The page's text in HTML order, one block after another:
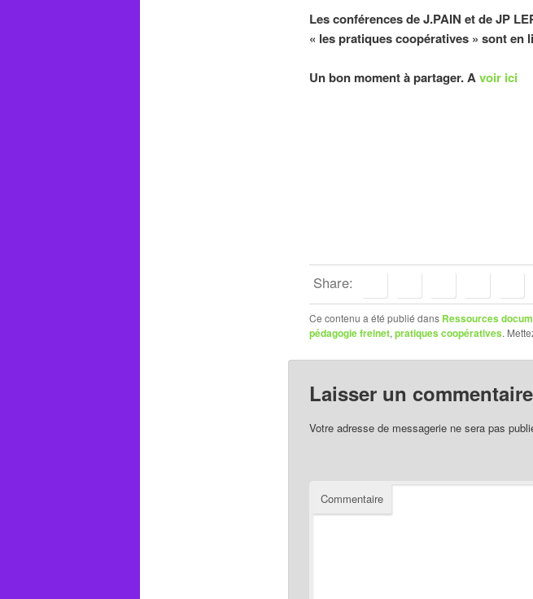
Les conférences de J.PAIN et de JP
« les pratiques coopératives » sont en
Un bon moment à partager. Avoir ici
Share:
Ce contenu a été publié dans Ressources
pédagogie freinet, pratiques coopératives.
Laisser un commentaire
Votre adresse de messagerie ne sera pas
Commentaire